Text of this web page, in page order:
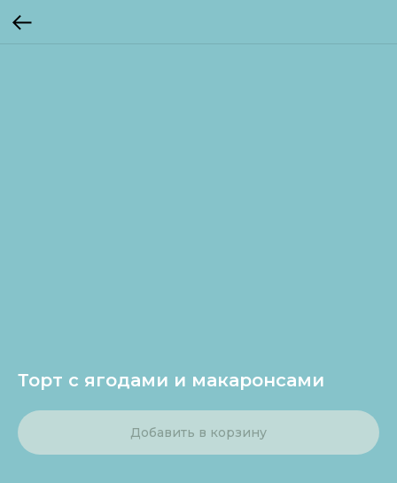
Торт с ягодами и макаронсами
Добавить в корзину